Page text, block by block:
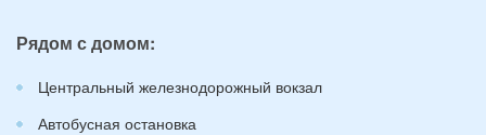
Рядом с домом:
Центральный железнодорожный вокзал
Автобусная остановка